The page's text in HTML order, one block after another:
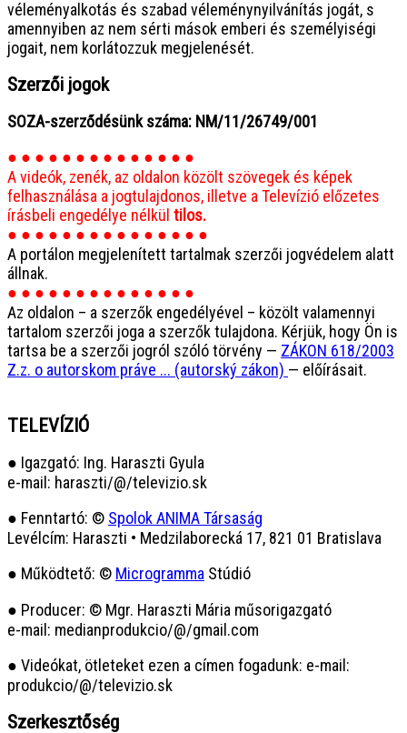
véleményalkotás és szabad véleménynyilvánítás jogát, s
amennyiben az nem sérti mások emberi és személyiségi
jogait, nem korlátozzuk megjelenését.
Szerzői jogok
SOZA-szerződésünk száma: NM/11/26749/001
● ● ● ● ● ● ● ● ● ● ● ● ● ●
A videók, zenék, az oldalon közölt szövegek és képek
felhasználása a jogtulajdonos, illetve a Televízió előzetes
írásbeli engedélye nélkül tilos.
● ● ● ● ● ● ● ● ● ● ● ● ● ● ●
A portálon megjelenített tartalmak szerzői jogvédelem alatt
állnak.
● ● ● ● ● ● ● ● ● ● ● ● ● ●
Az oldalon – a szerzők engedélyével – közölt valamennyi
tartalom szerzői joga a szerzők tulajdona. Kérjük, hogy Ön is
tartsa be a szerzői jogról szóló törvény — ZÁKON 618/2003
Z.z. o autorskom práve ... (autorský zákon) — előírásait.
TELEVÍZIÓ
● Igazgató: Ing. Haraszti Gyula
e-mail: haraszti/@/televizio.sk
● Fenntartó: © Spolok ANIMA Társaság
Levélcím: Haraszti • Medzilaborecká 17, 821 01 Bratislava
● Működtető: © Microgramma Stúdió
● Producer: © Mgr. Haraszti Mária műsorigazgató
e-mail: medianprodukcio/@/gmail.com
● Videókat, ötleteket ezen a címen fogadunk: e-mail:
produkcio/@/televizio.sk
Szerkesztőség